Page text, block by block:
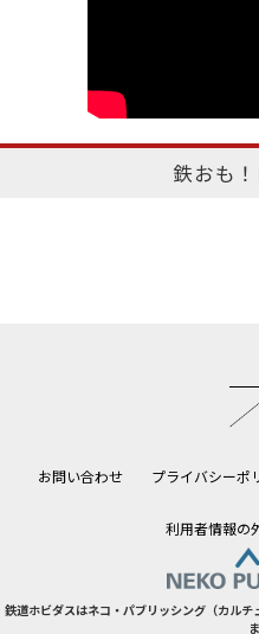
鉄おも
お問い合わせ プライバシーポ
利用者情報の
鉄道ホビダスはネコ・パブリッシング（カル